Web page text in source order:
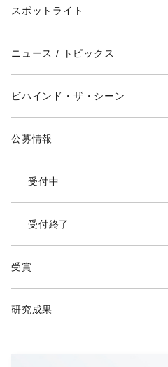
スポットライト
ニュース / トピックス
ビハインド・ザ・シーン
公募情報
受付中
受付終了
受賞
研究成果